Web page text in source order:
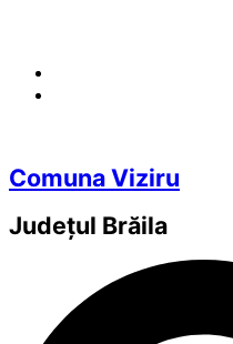
Comuna Viziru
Județul Brăila